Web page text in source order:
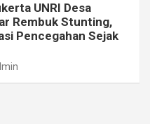
UNRI Desa
Rembuk Stunting,
Pencegahan Sejak